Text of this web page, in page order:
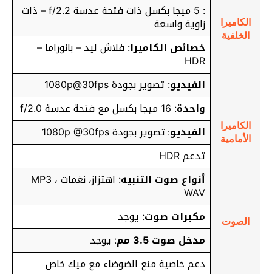
الكاميرا
الخلفية
: 5 ميجا بكسل ذات فتحة عدسة f/2.2 – ذات
زاوية واسعة
خصائص الكاميرا: فلاش ليد – بانوراما –
HDR
الفيديو: تصوير بجودة 1080p@30fps
الكاميرا
الأمامية
واحدة: 16 ميجا بكسل مع فتحة عدسة f/2.0
الفيديو: تصوير بجودة 1080p @30fps
تدعم HDR
الصوت
أنواع صوت التنبيه : اهتزاز، نغمات MP3 ،
WAV
مكبرات صوت: يوجد
مدخل صوت 3.5 مم
: يوجد
دعم خاصية منع الضوضاء مع ميك خاص